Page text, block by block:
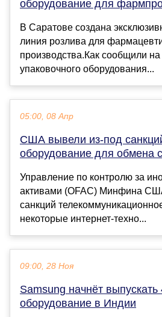
оборудование для
В Саратове создана
линия розлива для
производства.Как сообщили
упаковочного оборудования...
05:00, 08 Апр
США вывели из-под
оборудование для обмена
Управление по контролю за
активами (OFAC) Минфина
санкций
некоторые интернет-техно...
09:00, 28 Ноя
Samsung начнёт
оборудование в Индии